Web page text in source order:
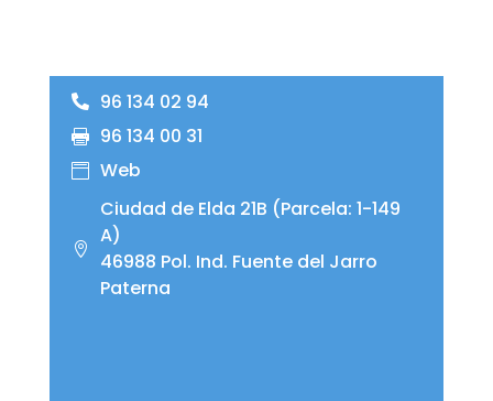
96 134 02 94
96 134 00 31
Web
Ciudad de Elda 21B (Parcela: 1-149
A)
46988 Pol. Ind. Fuente del Jarro
Paterna